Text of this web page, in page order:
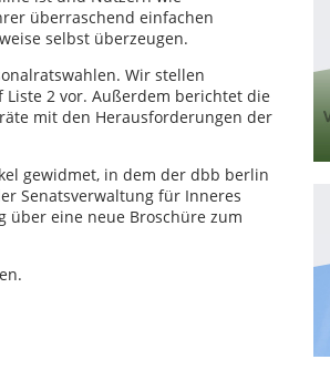
überraschend einfachen
selbst überzeugen.
Wir stellen
2 vor. Außerdem berichtet die
mit den Herausforderungen der
gewidmet, in dem der dbb berlin
Senatsverwaltung für Inneres
über eine neue Broschüre zum